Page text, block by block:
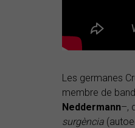
Les germanes
membre de
Neddermann–,
surgència